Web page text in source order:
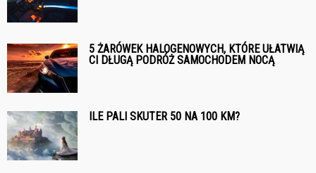
5 ŻARÓWEK HALOGENOWYCH, KTÓRE UŁATWIĄ
CI DŁUGĄ PODRÓŻ SAMOCHODEM NOCĄ
ILE PALI SKUTER 50 NA 100 KM?